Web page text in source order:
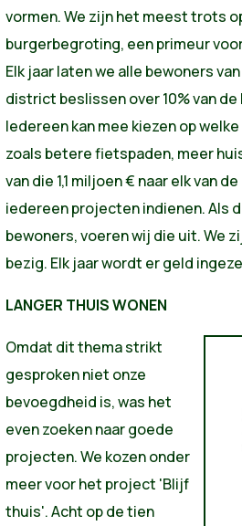
vormen. We zijn het meest trots
burgerbegroting, een primeur
Elk jaar laten we alle bewoners
district beslissen over 10% van de
Iedereen kan mee kiezen op
zoals betere fietspaden, meer
van die 1,1 miljoen € naar elk van
iedereen projecten indienen. Als
bewoners, voeren wij die uit. We
bezig. Elk jaar wordt er geld
LANGER THUIS WONEN
Omdat dit thema strikt
gesproken niet onze
bevoegdheid is, was het
even zoeken naar goede
projecten. We kozen onder
meer voor het project 'Blijf
thuis'. Acht op de tien